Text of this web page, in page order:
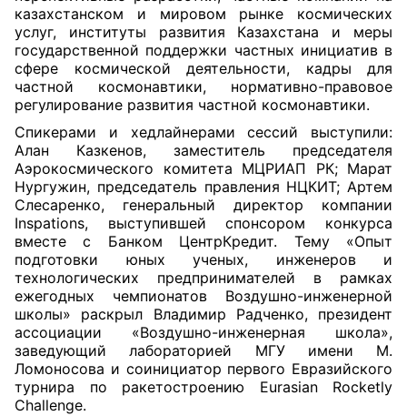
казахстанском и мировом рынке космических
услуг, институты развития Казахстана и меры
государственной поддержки частных инициатив в
сфере космической деятельности, кадры для
частной космонавтики, нормативно-правовое
регулирование развития частной космонавтики.
Спикерами и хедлайнерами сессий выступили:
Алан Казкенов, заместитель председателя
Аэрокосмического комитета МЦРИАП РК; Марат
Нургужин, председатель правления НЦКИТ; Артем
Слесаренко, генеральный директор компании
Inspations, выступившей спонсором конкурса
вместе с Банком ЦентрКредит. Тему «Опыт
подготовки юных ученых, инженеров и
технологических предпринимателей в рамках
ежегодных чемпионатов Воздушно-инженерной
школы» раскрыл Владимир Радченко, президент
ассоциации «Воздушно-инженерная школа»,
заведующий лабораторией МГУ имени М.
Ломоносова и соинициатор первого Евразийского
турнира по ракетостроению Eurasian Rocketly
Challenge.